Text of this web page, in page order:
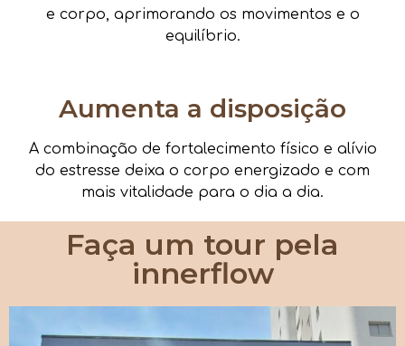
e corpo, aprimorando os movimentos e o
equilíbrio.
Aumenta a disposição
A combinação de fortalecimento físico e alívio
do estresse deixa o corpo energizado e com
mais vitalidade para o dia a dia.
Faça um tour pela
innerflow